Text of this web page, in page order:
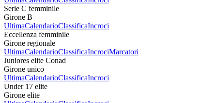
Serie C femminile
Girone B
UltimaCalendarioClassificaIncroci
Eccellenza femminile
Girone regionale
UltimaCalendarioClassificaIncrociMarcatori
Juniores elite Conad
Girone unico
UltimaCalendarioClassificaIncroci
Under 17 elite
Girone elite